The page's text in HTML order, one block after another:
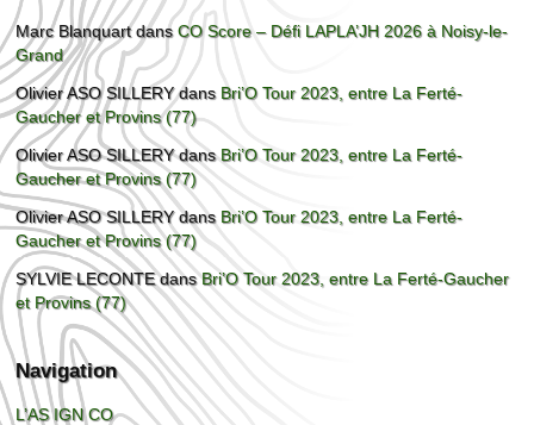
Marc BlanquartdansCO Score – Défi LAPLA’JH 2026 à Noisy-le-
Grand
Olivier ASO SILLERYdans Bri’O Tour 2023, entre La Ferté-
Gaucher et Provins (77)
Olivier ASO SILLERYdansBri’O Tour 2023, entre La Ferté-
Gaucher et Provins (77)
Olivier ASO SILLERYdans Bri’O Tour 2023, entre La Ferté-
Gaucher et Provins (77)
SYLVIE LECONTEdansBri’O Tour 2023, entre La Ferté-Gaucher
et Provins (77)
Navigation
L’AS IGN CO